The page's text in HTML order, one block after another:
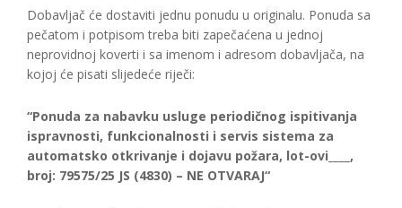
Dobavljač će dostaviti jednu ponudu u originalu. Ponuda sa
pečatom i potpisom treba biti zapečaćena u jednoj
neprovidnoj koverti i sa imenom i adresom dobavljača, na
kojoj će pisati slijedeće riječi:
“Ponuda za nabavku usluge periodičnog ispitivanja
ispravnosti, funkcionalnosti i servis sistema za
automatsko otkrivanje i dojavu požara, lot-ovi____,
broj: 79575/25 JS (4830) – NE OTVARAJ“